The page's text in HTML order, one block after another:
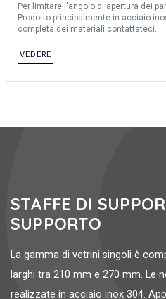
Per limitare l'angolo di apertura dei
Prodotto principalmente in acciaio
completa dei materiali contattateci.
VEDERE
STAFFE DI
SUPPORTO
La gamma di vetrini singoli è
larghi tra 210 mm e 270 mm. Le
realizzate in acciaio inox 304.